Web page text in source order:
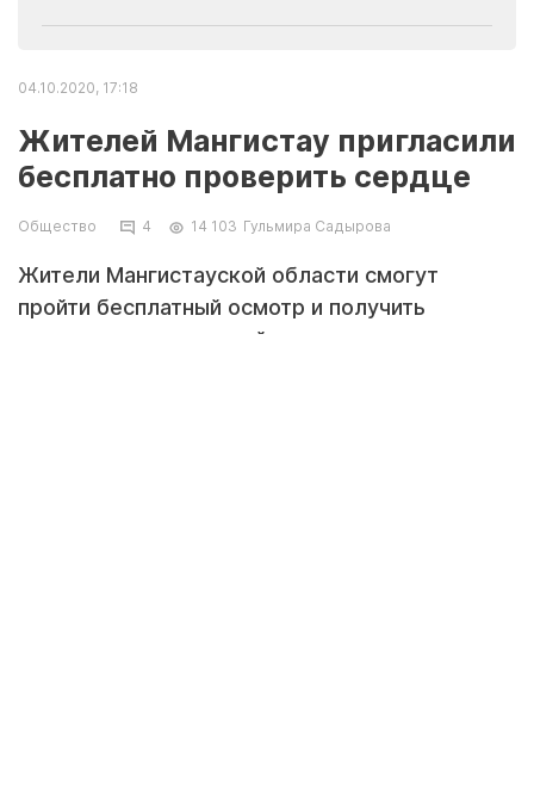
04.10.2020, 17:18
Жителей Мангистау пригласили
бесплатно проверить сердце
Общество 4 14 103 Гульмира Садырова
Жители Мангистауской области смогут
пройти бесплатный осмотр и получить
консультацию у врачей-кардиологов столицы